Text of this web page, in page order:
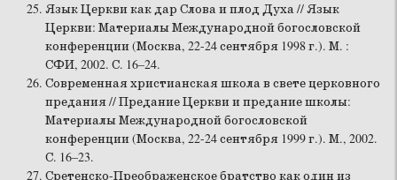
Язык Церкви как дар Слова и плод Духа // Язык
Церкви: Материалы Международной богословской
конференции (Москва, 22-24 сентября 1998 г.). М. :
СФИ, 2002. С. 16–24.
Современная христианская школа в свете церковного
предания // Предание Церкви и предание школы:
Материалы Международной богословской
конференции (Москва, 22-24 сентября 1999 г.). М., 2002.
С. 16–23.
Сретенско-Преображенское братство как один из